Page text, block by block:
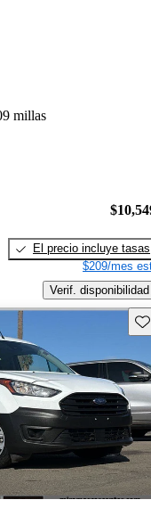
millas
El precio incluye tasas
$209/mes
Verif. disponibilidad